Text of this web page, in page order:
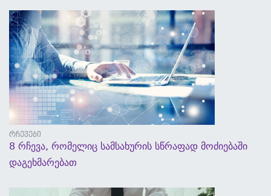
რჩევები
8 რჩევა, რომელიც სამსახურის სწრაფად მოძიებაში
დაგეხმარებათ